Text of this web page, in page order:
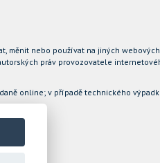
měnit nebo používat na jiných
práv provozovatele
online; v případě technického